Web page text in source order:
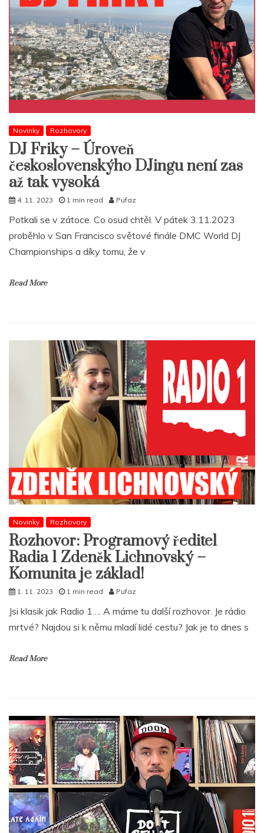
Novinky Rozhovory
DJ Friky – Úroveň
československýho DJingu není zas
až tak vysoká
4. 11. 2023 1 min read Pufaz
Potkali se v zátoce. Co osud chtěl. V pátek 3.11.2023
proběhlo v San Francisco světové finále DMC World DJ
Championships a díky tomu, že v
Read More
Novinky Rozhovory
Rozhovor: Programový ředitel
Radia 1 Zdeněk Lichnovský –
Komunita je základ!
1. 11. 2023 1 min read Pufaz
Jsi klasik jak Radio 1…. A máme tu další rozhovor. Je rádio
mrtvé? Najdou si k němu mladí lidé cestu? Jak je to dnes s
Read More